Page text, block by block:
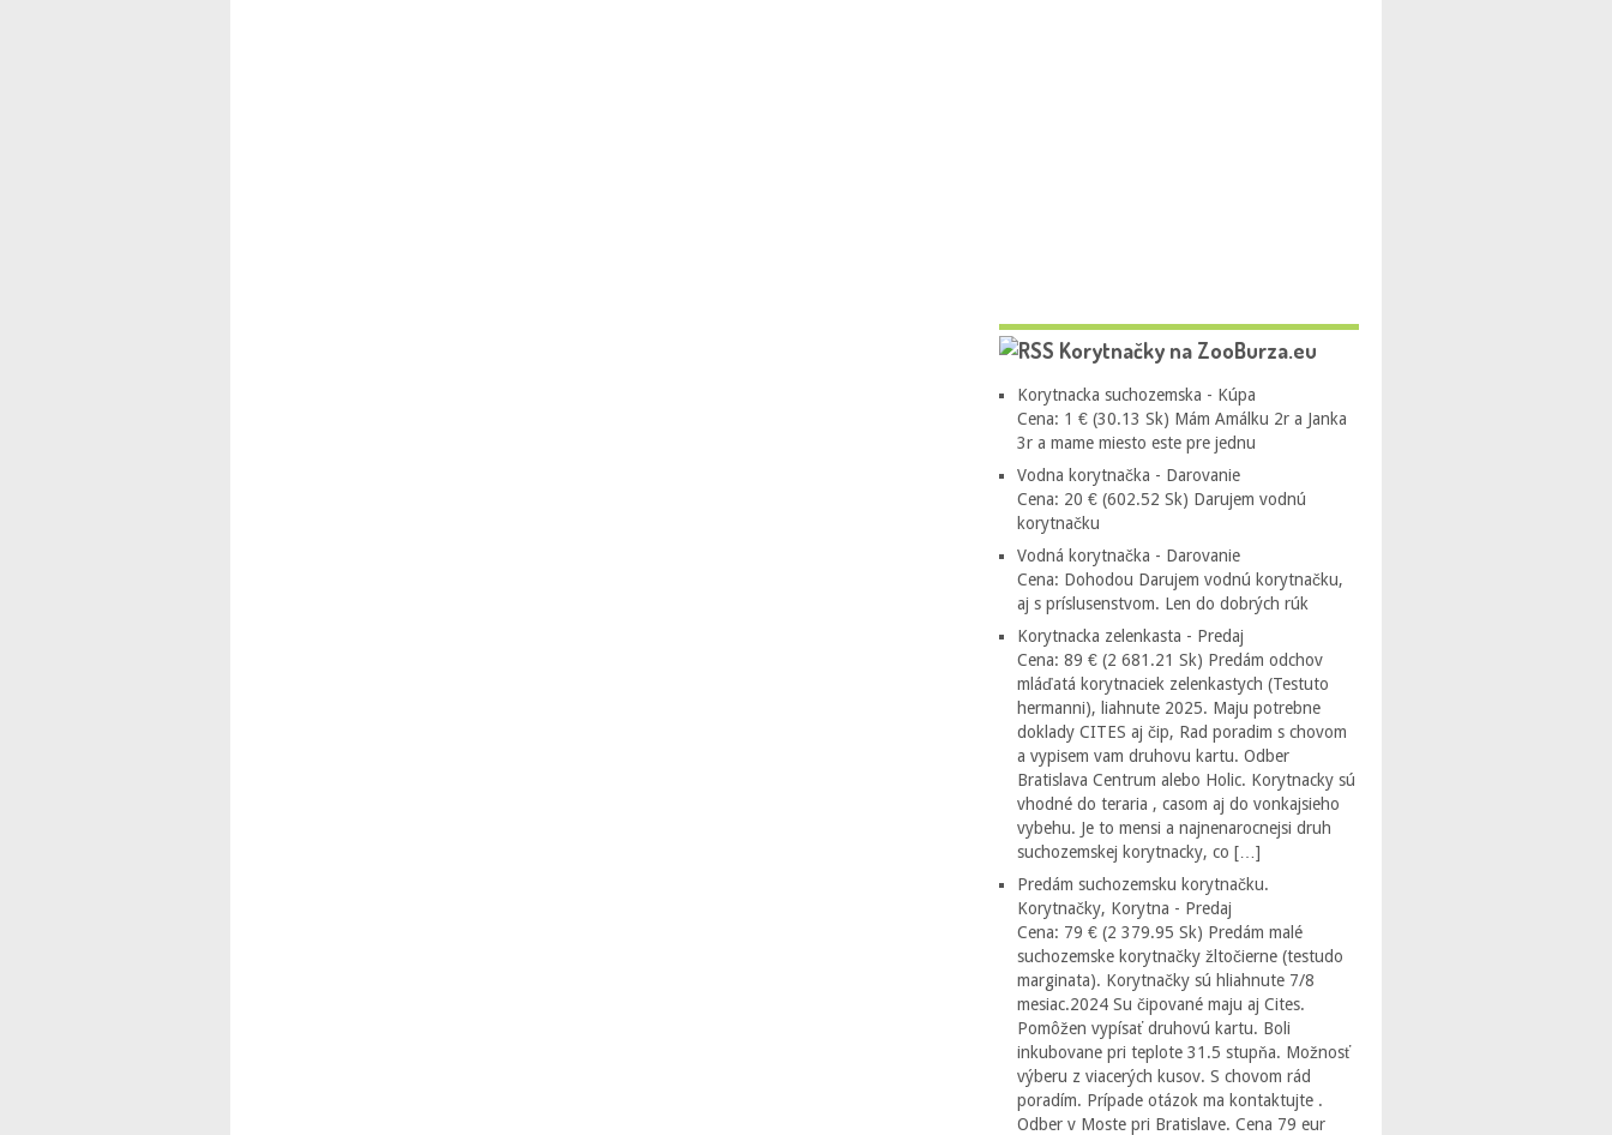
Korytnačky na ZooBurza.eu
Korytnacka suchozemska - Kúpa
Cena: 1 € (30.13 Sk) Mám Amálku 2r a Janka
3r a mame miesto este pre jednu
Vodna korytnačka - Darovanie
Cena: 20 € (602.52 Sk) Darujem vodnú
korytnačku
Vodná korytnačka - Darovanie
Cena: Dohodou Darujem vodnú korytnačku,
aj s príslusenstvom. Len do dobrých rúk
Korytnacka zelenkasta - Predaj
Cena: 89 € (2 681.21 Sk) Predám odchov
mláďatá korytnaciek zelenkastych (Testuto
hermanni), liahnute 2025. Maju potrebne
doklady CITES aj čip, Rad poradim s chovom
a vypisem vam druhovu kartu. Odber
Bratislava Centrum alebo Holic. Korytnacky sú
vhodné do teraria , casom aj do vonkajsieho
vybehu. Je to mensi a najnenarocnejsi druh
suchozemskej korytnacky, co […]
Predám suchozemsku korytnačku.
Korytnačky, Korytna - Predaj
Cena: 79 € (2 379.95 Sk) Predám malé
suchozemske korytnačky žltočierne (testudo
marginata). Korytnačky sú hliahnute 7/8
mesiac.2024 Su čipované maju aj Cites.
Pomôžen vypísať druhovú kartu. Boli
inkubovane pri teplote 31.5 stupňa. Možnosť
výberu z viacerých kusov. S chovom rád
poradím. Prípade otázok ma kontaktujte .
Odber v Moste pri Bratislave. Cena 79 eur